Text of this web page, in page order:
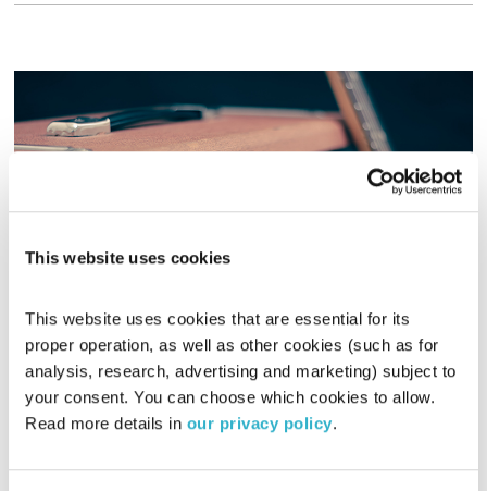
This website uses cookies
This website uses cookies that are essential for its
proper operation, as well as other cookies (such as for
analysis, research, advertising and marketing) subject to
your consent. You can choose which cookies to allow.
Read more details in our privacy policy.
מנועים קדימה – 30.4.23
מנועים קדימה
גלית גורא-עיני
30.04.23
00:58:25
של גלית גורא-עיני